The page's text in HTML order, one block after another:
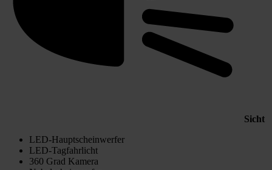
Sicht
LED-Hauptscheinwerfer
LED-Tagfahrlicht
360 Grad Kamera